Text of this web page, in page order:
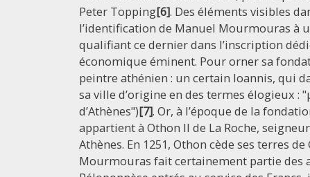
Peter Topping[6]. Des éléments visibles
l’identification de Manuel Mourmouras à
qualifiant ce dernier dans l’inscription
économique éminent. Pour orner sa
peintre athénien : un certain Ioannis, qui
sa ville d’origine en des termes élogieux :
d’Athènes")[7]. Or, à l’époque de la
appartient à Othon II de La Roche,
Athènes. En 1251, Othon cède ses terres de
Mourmouras fait certainement partie des